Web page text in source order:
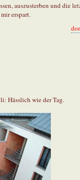
auszusterben und die
erspart.
Hässlich wie der Tag.